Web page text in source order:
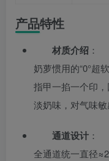
产品特性
材质介绍 ：
奶萝惯用的“0°超
指甲一掐一个印
淡奶味，对气味敏
通道设计 ：
全通道统一直径